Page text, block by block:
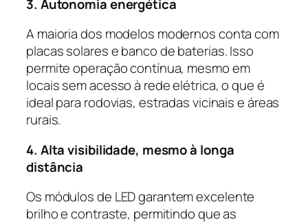
3. Autonomia energética
A maioria dos modelos modernos conta com
placas solares e banco de baterias. Isso
permite operação contínua, mesmo em
locais sem acesso à rede elétrica, o que é
ideal para rodovias, estradas vicinais e áreas
rurais.
4. Alta visibilidade, mesmo à longa
distância
Os módulos de LED garantem excelente
brilho e contraste, permitindo que as